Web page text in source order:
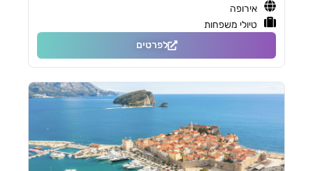
אירופה
טיולי משפחות
לפרטים